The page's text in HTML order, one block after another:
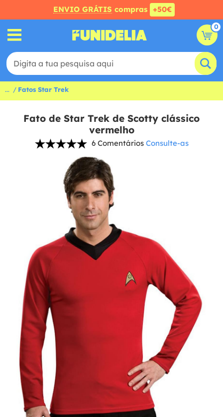
ENVIO GRÁTIS compras +50€
0
... Fatos Star Trek
Fato de Star Trek de Scotty clássico
vermelho
6 Comentários Consulte-as